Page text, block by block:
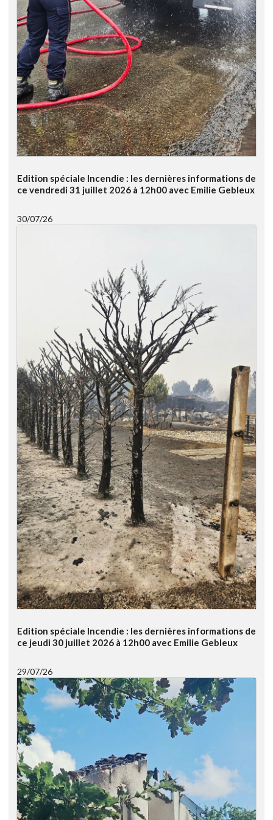
Edition spéciale Incendie : les dernières informations de
ce vendredi 31 juillet 2026 à 12h00 avec Emilie Gebleux
30/07/26
Edition spéciale Incendie : les dernières informations de
ce jeudi 30 juillet 2026 à 12h00 avec Emilie Gebleux
29/07/26